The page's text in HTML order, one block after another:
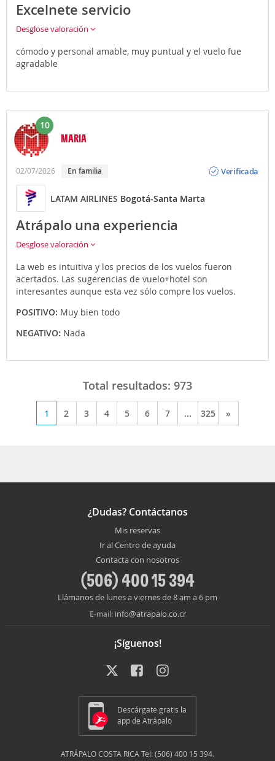
Excelnete servicio
Desglose valoración
cómodo y personal amable, muy puntual y el vuelo fue
agradable
10
MARIA
02/07/2026 En familia
Verificada
LATAM AIRLINES Bogotá-Santa Marta
Atrápalo una experiencia
Desglose valoración
La web es intuitiva y los precios de los vuelos fueron
acertados. Las sugerencias de vuelo+hotel son
interesantes aunque esta vez sólo compre los vuelos.
POSITIVO: Muy bien todo
NEGATIVO: Nada
Total resultados: 973
1 2 3 4 5 6 7 ... 325 »
¿Dudas? Contáctanos
Mis reservas
Ir al Centro de ayuda
Contacta con nosotros
(506) 400 15 394
Llámanos de lunes a viernes de 8 am a 6 pm
E-mail: info@atrapalo.co.cr
¡Síguenos!
Descárgate gratis la
app de Atrápalo
ATRÁPALO COSTA RICA Tel: (506) 400 15 394.